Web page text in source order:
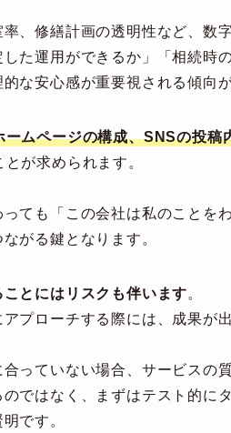
、修繕計画の透明性など、数
た運用ができるか」「相続時
な安心感が重要視される傾向が
ームページの構成、SNSの投稿
とが求められます。
ても「この会社は私のことを
がる鍵となります。
とにはリスクも伴います。
プローチする際には、成果が
っていない場合、サービスの
ではなく、まずはテスト的に
です。